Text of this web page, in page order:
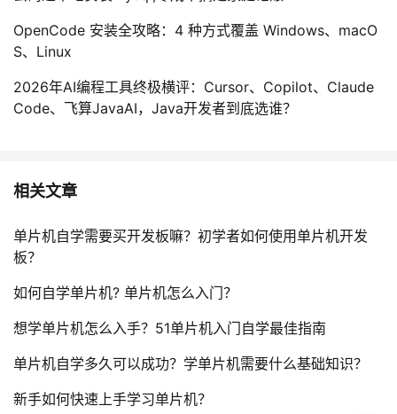
OpenCode 安装全攻略：4 种方式覆盖 Windows、macO
S、Linux
2026年AI编程工具终极横评：Cursor、Copilot、Claude
Code、飞算JavaAI，Java开发者到底选谁？
相关文章
单片机自学需要买开发板嘛？初学者如何使用单片机开发
板？
如何自学单片机? 单片机怎么入门？
想学单片机怎么入手？51单片机入门自学最佳指南
单片机自学多久可以成功？学单片机需要什么基础知识？
新手如何快速上手学习单片机？